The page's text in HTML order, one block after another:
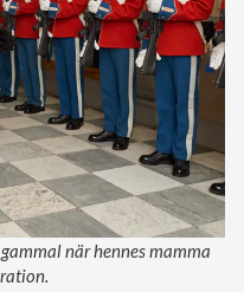
när hennes mamma